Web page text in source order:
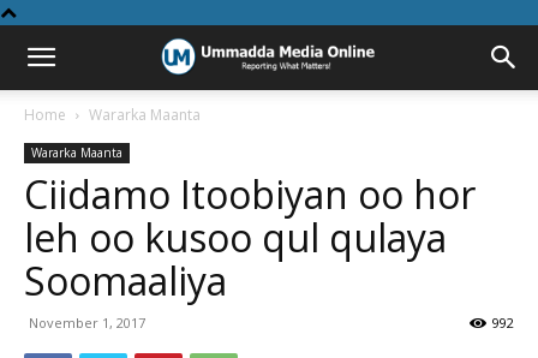
Home Wararka Maanta
Wararka Maanta
Ciidamo Itoobiyan oo hor
leh oo kusoo qul qulaya
Soomaaliya
November 1, 2017 992